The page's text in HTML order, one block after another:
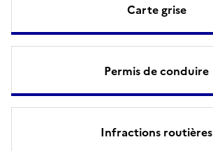
Carte grise
Permis de conduire
Infractions routières